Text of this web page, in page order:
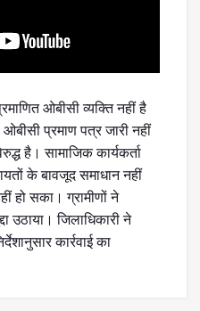
ओबीसी व्यक्ति नहीं है
प्रमाण पत्र जारी नहीं
है। सामाजिक कार्यकर्ता
के बावजूद समाधान नहीं
हो सका। ग्रामीणों ने
उठाया। जिलाधिकारी ने
कार्रवाई का